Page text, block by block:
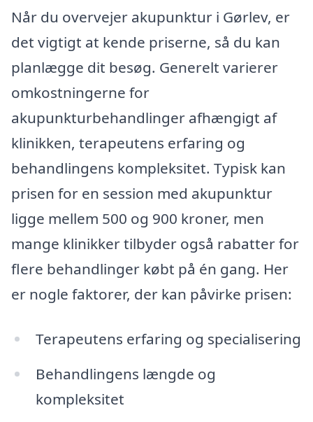
Når du overvejer akupunktur i Gørlev, er
det vigtigt at kende priserne, så du kan
planlægge dit besøg. Generelt varierer
omkostningerne for
akupunkturbehandlinger afhængigt af
klinikken, terapeutens erfaring og
behandlingens kompleksitet. Typisk kan
prisen for en session med akupunktur
ligge mellem 500 og 900 kroner, men
mange klinikker tilbyder også rabatter for
flere behandlinger købt på én gang. Her
er nogle faktorer, der kan påvirke prisen:
Terapeutens erfaring og specialisering
Behandlingens længde og
kompleksitet